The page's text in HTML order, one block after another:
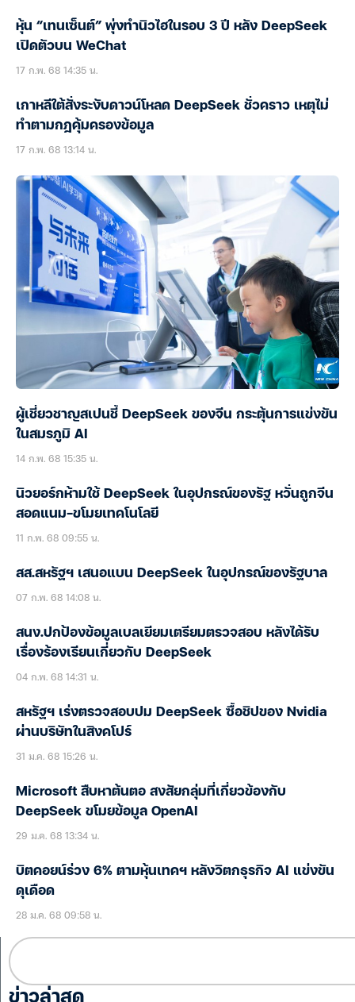
หุ้น “เทนเซ็นต์” พุ่งทำนิวไฮในรอบ 3 ปี หลัง DeepSeek
เปิดตัวบน WeChat
17 ก.พ. 68 14:35 น.
เกาหลีใต้สั่งระงับดาวน์โหลด DeepSeek ชั่วคราว เหตุไม่
ทำตามกฎคุ้มครองข้อมูล
17 ก.พ. 68 13:14 น.
ผู้เชี่ยวชาญสเปนชี้ DeepSeek ของจีน กระตุ้นการแข่งขัน
ในสมรภูมิ AI
14 ก.พ. 68 15:35 น.
นิวยอร์กห้ามใช้ DeepSeek ในอุปกรณ์ของรัฐ หวั่นถูกจีน
สอดแนม-ขโมยเทคโนโลยี
11 ก.พ. 68 09:55 น.
สส.สหรัฐฯ เสนอแบน DeepSeek ในอุปกรณ์ของรัฐบาล
07 ก.พ. 68 14:08 น.
สนง.ปกป้องข้อมูลเบลเยียมเตรียมตรวจสอบ หลังได้รับ
เรื่องร้องเรียนเกี่ยวกับ DeepSeek
04 ก.พ. 68 14:31 น.
สหรัฐฯ เร่งตรวจสอบปม DeepSeek ซื้อชิปของ Nvidia
ผ่านบริษัทในสิงคโปร์
31 ม.ค. 68 15:26 น.
Microsoft สืบหาต้นตอ สงสัยกลุ่มที่เกี่ยวข้องกับ
DeepSeek ขโมยข้อมูล OpenAI
29 ม.ค. 68 13:34 น.
บิตคอยน์ร่วง 6% ตามหุ้นเทคฯ หลังวิตกธุรกิจ AI แข่งขัน
ดุเดือด
28 ม.ค. 68 09:58 น.
ข่าวล่าสุด